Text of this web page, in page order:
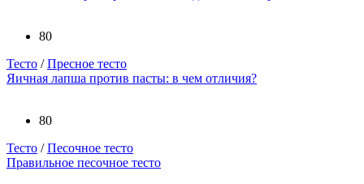
80
Тесто /Пресное тесто
Яичная лапша против пасты: в чем отличия?
80
Тесто /Песочное тесто
Правильное песочное тесто